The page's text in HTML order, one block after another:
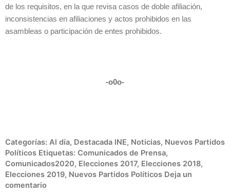
de los requisitos, en la que revisa casos de doble afiliación,
inconsistencias en afiliaciones y actos prohibidos en las
asambleas o participación de entes prohibidos.
-o0o-
Categorías: Al día, Destacada INE, Noticias, Nuevos Partidos
Políticos Etiquetas: Comunicados de Prensa,
Comunicados2020, Elecciones 2017, Elecciones 2018,
Elecciones 2019, Nuevos Partidos Políticos Deja un
comentario